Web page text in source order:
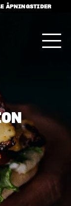
ÅPNINGSTIDER